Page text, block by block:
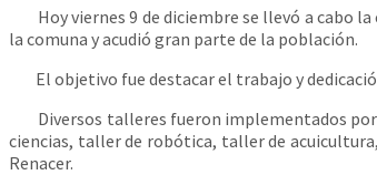
Hoy viernes 9 de diciembre se llevó a cabo la
la comuna y acudió gran parte de la población.
El objetivo fue destacar el trabajo y
Diversos talleres fueron implementados por
ciencias, taller de robótica, taller de
Renacer.